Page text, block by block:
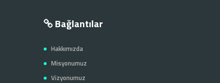
Bağlantılar
Hakkımızda
Misyonumuz
Vizyonumuz